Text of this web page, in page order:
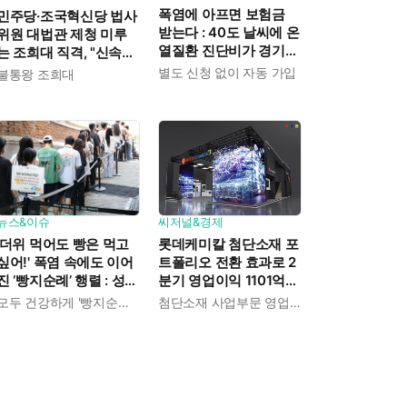
주당·조국혁신당 법사
원 대법관 제청 미루
조희대 직격, "신속한
판 약속도 저버려"
통왕 조희대
폭염에 아프면 보험금
받는다 : 40도 날씨에 온
열질환 진단비가 경기도
민에게 주어진다
별도 신청 없이 자동 가입
스&이슈
위 먹어도 빵은 먹고
어!' 폭염 속에도 이어
‘빵지순례’ 행렬 : 성심
이 대기 손님 위해 준모두 건강하게 '빵지순례' 마치시길.
씨저널&경제
롯데케미칼 첨단소재 포
트폴리오 전환 효과로 2
분기 영업이익 1101억
흑자전환 : 대산·여수 사첨단소재 사업부문 영업이익 1325억 원